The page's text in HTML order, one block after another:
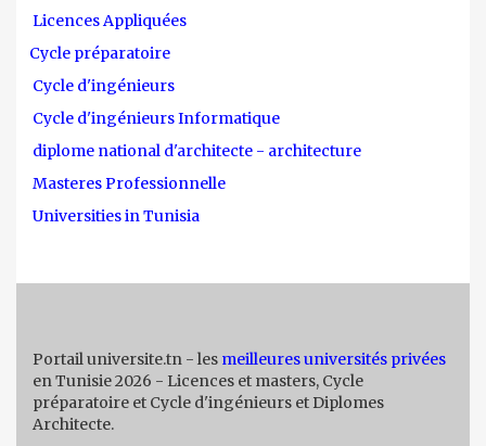
Licences Appliquées
Cycle préparatoire
Cycle d'ingénieurs
Cycle d'ingénieurs Informatique
diplome national d'architecte - architecture
Masteres Professionnelle
Universities in Tunisia
Portail universite.tn - les meilleures universités privées
en Tunisie 2026 - Licences et masters, Cycle
préparatoire et Cycle d'ingénieurs et Diplomes
Architecte.